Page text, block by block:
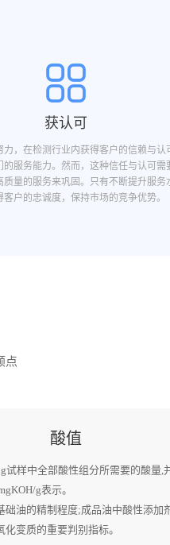
获认可
，在检测行业内获得客户的信赖与认
的服务能力。然而，这种信任与认可需
质量的服务来巩固。只有不断提升服务
户的忠诚度，保持市场的竞争优势。
点
酸值
试样中全部酸性组分所需要的酸量,
g表示。
础油的精制程度;成品油中酸性添加
化变质的重要判别指标。